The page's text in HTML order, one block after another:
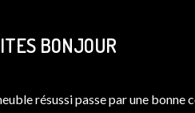
BONJOUR
résussi passe par une bonne